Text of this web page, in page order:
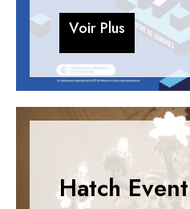
Voir Plus
Voir Plus
Hatch Event